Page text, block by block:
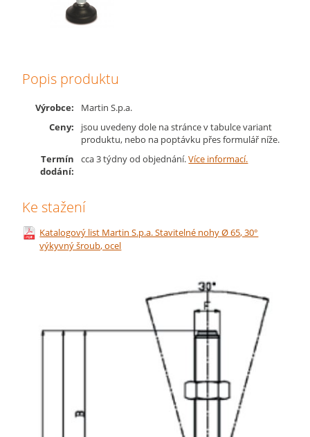
Popis produktu
Výrobce:
Martin S.p.a.
Ceny:
jsou uvedeny dole na stránce v tabulce variant
produktu, nebo na poptávku přes formulář níže.
Termín
dodání:
cca 3 týdny od objednání.Více informací.
Ke stažení
Katalogový list Martin S.p.a. Stavitelné nohy Ø 65, 30°
výkyvný šroub, ocel